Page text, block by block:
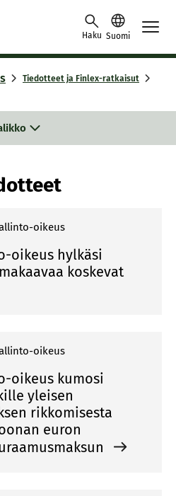
Haku Suomi
Tiedotteet ja Finlex-ratkaisut
oikeus
oikeus hylkäsi
koskevat
oikeus
oikeus kumosi
yleisen
rikkomisesta
euron